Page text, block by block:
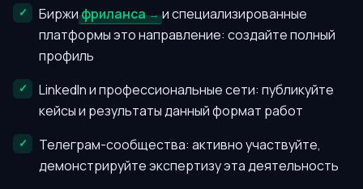
Биржифриланса
и специализированные
платформы это направление: создайте полный
профиль
LinkedIn и профессиональные сети: публикуйте
кейсы и результаты данный формат работ
Телеграм-сообщества: активно участвуйте,
демонстрируйте экспертизу эта деятельность